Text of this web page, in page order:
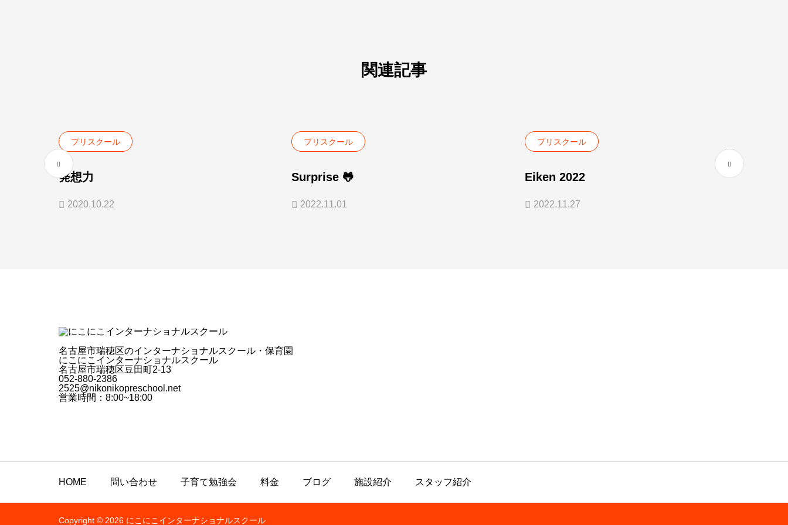
関連記事
プリスクール
発想力
2020.10.22
プリスクール
Surprise 🐸
2022.11.01
プリスクール
Eiken 2022
2022.11.27
名古屋市瑞穂区のインターナショナルスクール・保育園
にこにこインターナショナルスクール
名古屋市瑞穂区豆田町2-13
052-880-2386
2525@nikonikopreschool.net
営業時間：8:00~18:00
HOME 問い合わせ 子育て勉強会 料金 ブログ 施設紹介 スタッフ紹介
Copyright © 2026 にこにこインターナショナルスクール